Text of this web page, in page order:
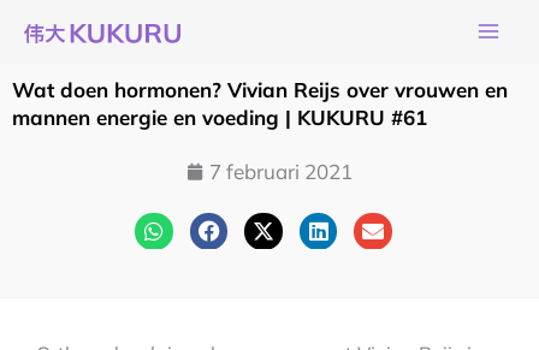
naar
de
inhoud
Wat doen hormonen? Vivian Reijs over vrouwen en
mannen energie en voeding | KUKURU #61
7 februari 2021